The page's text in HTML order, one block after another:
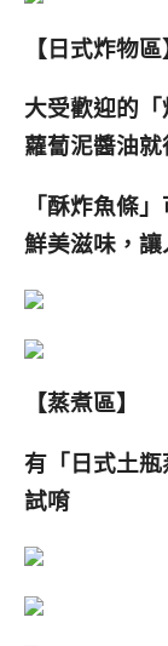
【日式炸物區
大受歡迎的
蘿蔔泥醬油
「酥炸魚條
鮮美滋味，
【蒸煮區】
有「日式土
試唷